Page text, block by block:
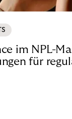
im NPL-
für